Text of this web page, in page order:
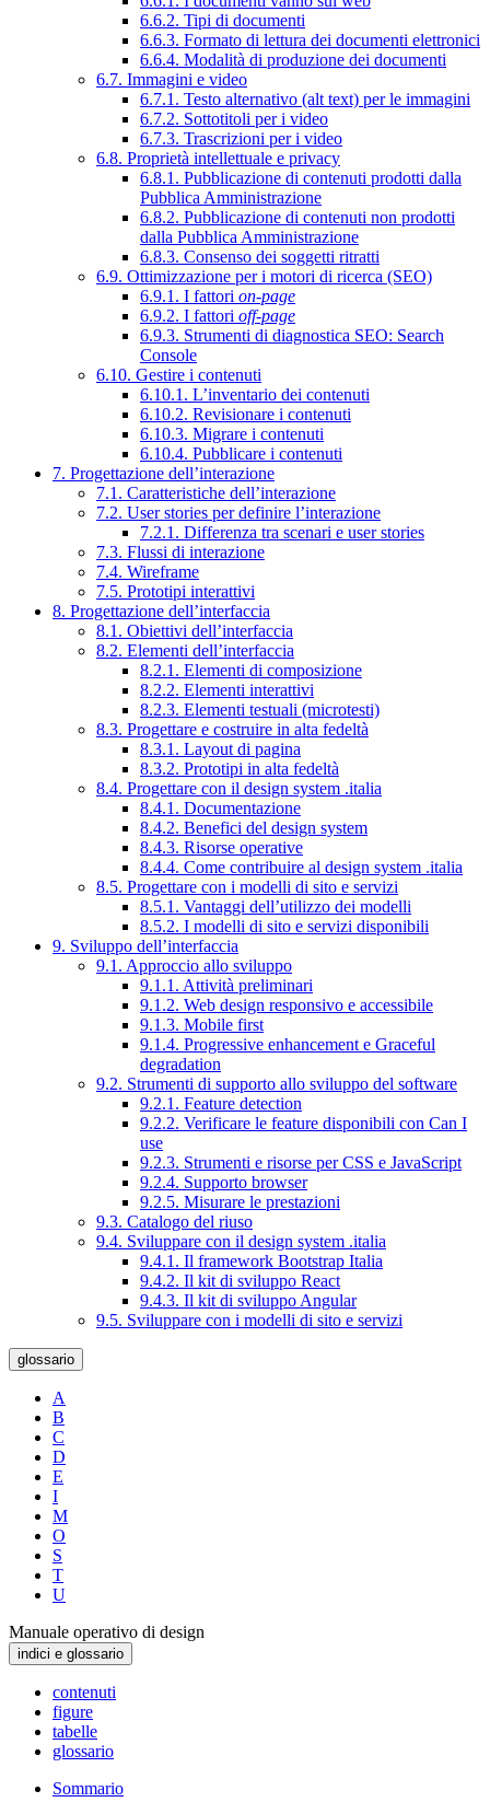
6.6.2. Tipi di documenti
6.6.3. Formato di lettura dei documenti elettronici
6.6.4. Modalità di produzione dei documenti
6.7. Immagini e video
6.7.1. Testo alternativo (alt text) per le immagini
6.7.2. Sottotitoli per i video
6.7.3. Trascrizioni per i video
6.8. Proprietà intellettuale e privacy
6.8.1. Pubblicazione di contenuti prodotti dalla
Pubblica Amministrazione
6.8.2. Pubblicazione di contenuti non prodotti
dalla Pubblica Amministrazione
6.8.3. Consenso dei soggetti ritratti
6.9. Ottimizzazione per i motori di ricerca (SEO)
6.9.1. I fattori on-page
6.9.2. I fattori off-page
6.9.3. Strumenti di diagnostica SEO: Search
Console
6.10. Gestire i contenuti
6.10.1. L’inventario dei contenuti
6.10.2. Revisionare i contenuti
6.10.3. Migrare i contenuti
6.10.4. Pubblicare i contenuti
7. Progettazione dell’interazione
7.1. Caratteristiche dell’interazione
7.2. User stories per definire l’interazione
7.2.1. Differenza tra scenari e user stories
7.3. Flussi di interazione
7.4. Wireframe
7.5. Prototipi interattivi
8. Progettazione dell’interfaccia
8.1. Obiettivi dell’interfaccia
8.2. Elementi dell’interfaccia
8.2.1. Elementi di composizione
8.2.2. Elementi interattivi
8.2.3. Elementi testuali (microtesti)
8.3. Progettare e costruire in alta fedeltà
8.3.1. Layout di pagina
8.3.2. Prototipi in alta fedeltà
8.4. Progettare con il design system .italia
8.4.1. Documentazione
8.4.2. Benefici del design system
8.4.3. Risorse operative
8.4.4. Come contribuire al design system .italia
8.5. Progettare con i modelli di sito e servizi
8.5.1. Vantaggi dell’utilizzo dei modelli
8.5.2. I modelli di sito e servizi disponibili
9. Sviluppo dell’interfaccia
9.1. Approccio allo sviluppo
9.1.1. Attività preliminari
9.1.2. Web design responsivo e accessibile
9.1.3. Mobile first
9.1.4. Progressive enhancement e Graceful
degradation
9.2. Strumenti di supporto allo sviluppo del software
9.2.1. Feature detection
9.2.2. Verificare le feature disponibili con Can I
use
9.2.3. Strumenti e risorse per CSS e JavaScript
9.2.4. Supporto browser
9.2.5. Misurare le prestazioni
9.3. Catalogo del riuso
9.4. Sviluppare con il design system .italia
9.4.1. Il framework Bootstrap Italia
9.4.2. Il kit di sviluppo React
9.4.3. Il kit di sviluppo Angular
9.5. Sviluppare con i modelli di sito e servizi
glossario
A
B
C
D
E
I
M
O
S
T
U
Manuale operativo di design
indici e glossario
contenuti
figure
tabelle
glossario
Sommario